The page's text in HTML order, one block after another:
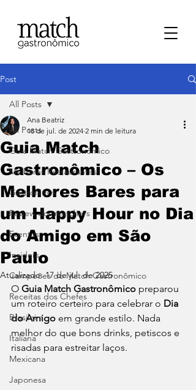
Post
All Posts
⁠Guia Match Gastronômico
Melhores Restaurantes
⁠GastroNews
Review dos matchers
Eventos
⁠Insiders
Campeões do Match Gastronômico
Receitas dos Chefes
Brasileira
Italiana
Mexicana
Japonesa
All Posts
Guia Match
Gastronômico – Os
Melhores Bares para
um Happy Hour no Dia
do Amigo em São
Paulo
Ana Beatriz
18 de jul. de 2024 2 min de leitura
Atualizado:17 de jul. de 2025
O Guia Match Gastronômico preparou
um roteiro certeiro para celebrar o Dia
do Amigo em grande estilo. Nada
melhor do que bons drinks, petiscos e
risadas para estreitar laços.